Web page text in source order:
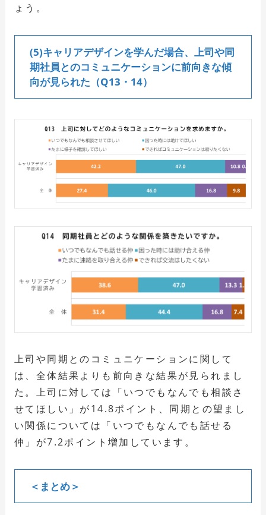
ょう。
(5)キャリアデザインを学んだ場合、上司や同
期社員とのコミュニケーションに前向きな傾
向が見られた（Q13・14）
上司や同期とのコミュニケーションに関して
は、全体結果よりも前向きな結果が見られまし
た。上司に対しては「いつでもなんでも相談さ
せてほしい」が14.8ポイント、同期との望まし
い関係については「いつでもなんでも話せる
仲」が7.2ポイント増加しています。
＜まとめ＞